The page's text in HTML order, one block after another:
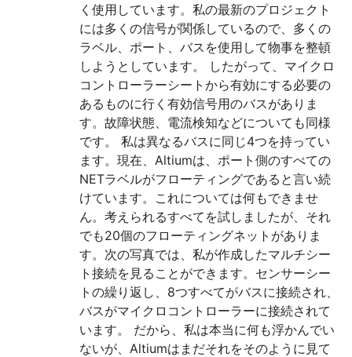
く使用しています。私の最新のプロジェクト
には多くの信号が関係しているので、多くの
ラベル、ポート、バスを使用して物事を整頓
しようとしています。 したがって、マイクロ
コントローラーシートから有効にする必要の
あるものに行く有効信号用のバスがありま
す。故障状態、電流検知などについても同様
です。 私は異なるバスに同じ4つを持ってい
ます。現在、Altiumは、ポート側のすべての
NETラベルがフローティングであると言い続
けています。これについては何もできませ
ん。考えられるすべてを試しましたが、それ
でも20個のフローティングネットがありま
す。次の写真では、私が作成したマルチシー
ト接続を見ることができます。センサーシー
トの繰り返し、8つすべてがバスに接続され、
バスがマイクロコントローラーに接続されて
います。 だから、私は本当に何も浮かんでい
ないが、Altiumはまだそれをそのように見て